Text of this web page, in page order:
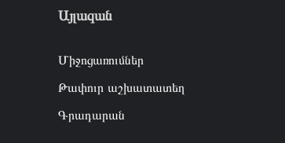
Այլազան
Միջոցառումներ
Թափուր աշխատատեղ
Գրադարան